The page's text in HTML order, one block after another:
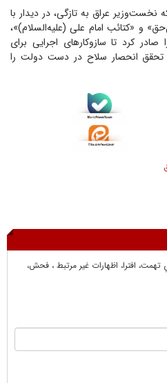
عراق به تازگی، در دیدار با
و «کتائب امام علی (علیه‌السلام)»،
کرد تا سازوکارهای اجرایی برای
انحصار سلاح در دست دولت را
تهمت، افترا، اظهارات غير مرتبط ، فحش،